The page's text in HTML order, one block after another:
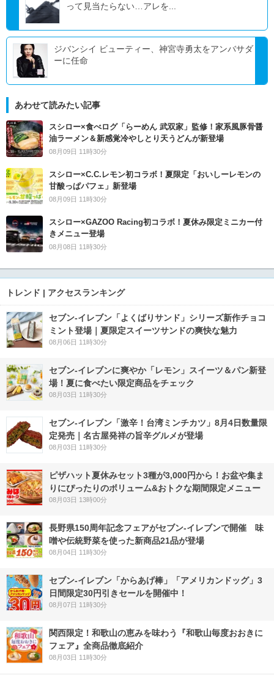
って見当たらない…アレを...
ジバンシイ ビューティー、神宮寺勇太をアンバサダ
ーに任命
あわせて読みたい記事
スシロー×食べログ「らーめん 武双家」監修！家系風豚骨醤
油ラーメン＆新感覚冷やしとり天うどんが新登場
08月09日 11時30分
スシロー×C.C.レモン初コラボ！夏限定「おいしーレモンの
甘酸っぱパフェ」新登場
08月09日 11時30分
スシロー×GAZOO Racing初コラボ！夏休み限定ミニカー付
きメニュー登場
08月08日 11時30分
トレンド | アクセスランキング
セブン‐イレブン「よくばりサンド」シリーズ新作チョコ
ミント登場｜夏限定スイーツサンドの爽快な魅力
08月06日 11時30分
セブン‐イレブンに爽やか「レモン」スイーツ＆パン新登
場！夏に食べたい限定商品をチェック
08月03日 11時30分
セブン-イレブン「激辛！台湾ミンチカツ」8月4日数量限
定発売｜名古屋発祥の旨辛グルメが登場
08月03日 11時30分
ピザハット夏休みセット3種が3,000円から！お盆や集ま
りにぴったりのボリューム&おトクな期間限定メニュー
08月03日 13時00分
長野県150周年記念フェアがセブン-イレブンで開催 味
噌や伝統野菜を使った新商品21品が登場
08月04日 11時30分
セブン‐イレブン「からあげ棒」「アメリカンドッグ」3
日間限定30円引きセールを開催中！
08月07日 11時30分
関西限定！和歌山の恵みを味わう『和歌山毎度おおきに
フェア』全商品徹底紹介
08月03日 11時30分